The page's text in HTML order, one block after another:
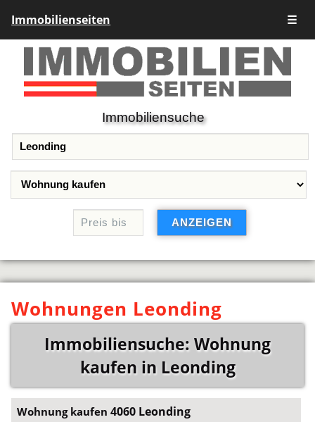
Immobilienseiten ☰
Immobiliensuche
Wohnungen Leonding
Immobiliensuche: Wohnung
kaufen in Leonding
Wohnung kaufen4060 Leonding